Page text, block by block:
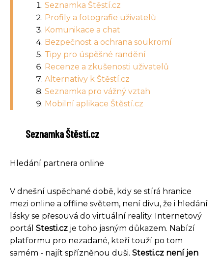
Seznamka Štěstí.cz
Profily a fotografie uživatelů
Komunikace a chat
Bezpečnost a ochrana soukromí
Tipy pro úspěšné randění
Recenze a zkušenosti uživatelů
Alternativy k Štěstí.cz
Seznamka pro vážný vztah
Mobilní aplikace Štěstí.cz
Seznamka Štěstí.cz
Hledání partnera online
V dnešní uspěchané době, kdy se stírá hranice
mezi online a offline světem, není divu, že i hledání
lásky se přesouvá do virtuální reality. Internetový
portál Stesti.cz je toho jasným důkazem. Nabízí
platformu pro nezadané, kteří touží po tom
samém - najít spřízněnou duši. Stesti.cz není jen